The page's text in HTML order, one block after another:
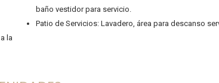
la
baño vestidor para servicio.
Patio de Servicios: Lavadero, área para descanso